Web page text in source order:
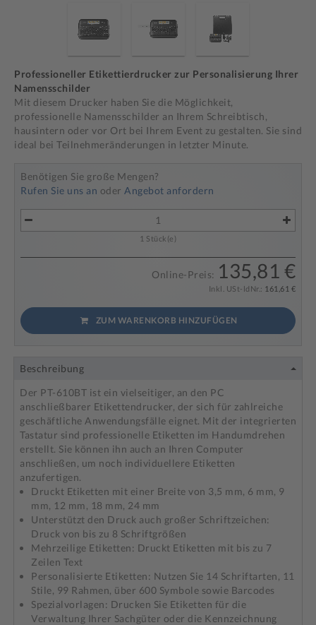
Professioneller Etikettierdrucker zur Personalisierung Ihrer
Namensschilder
Mit diesem Drucker haben Sie die Möglichkeit,
professionelle Namensschilder an Ihrem Schreibtisch,
hausintern oder vor Ort bei Ihrem Event zu gestalten. Sie sind
ideal bei Teilnehmeränderungen in letzter Minute.
Benötigen Sie große Mengen?
Rufen Sie uns an oder Angebot anfordern
1 Stück(e)
Online-Preis: 135,81 €
Inkl. USt-ldNr.: 161,61 €
ZUM WARENKORB HINZUFÜGEN
Beschreibung
Der PT-610BT ist ein vielseitiger, an den PC
anschließbarer Etikettendrucker, der sich für zahlreiche
geschäftliche Anwendungsfälle eignet. Mit der integrierten
Tastatur sind professionelle Etiketten im Handumdrehen
erstellt. Sie können ihn auch an Ihren Computer
anschließen, um noch individuellere Etiketten
anzufertigen.
Druckt Etiketten mit einer Breite von 3,5 mm, 6 mm, 9
mm, 12 mm, 18 mm, 24 mm
Unterstützt den Druck auch großer Schriftzeichen:
Druck von bis zu 8 Schriftgrößen
Mehrzeilige Etiketten: Druckt Etiketten mit bis zu 7
Zeilen Text
Personalisierte Etiketten: Nutzen Sie 14 Schriftarten, 11
Stile, 99 Rahmen, über 600 Symbole sowie Barcodes
Spezialvorlagen: Drucken Sie Etiketten für die
Verwaltung Ihrer Sachgüter oder die Kennzeichnung